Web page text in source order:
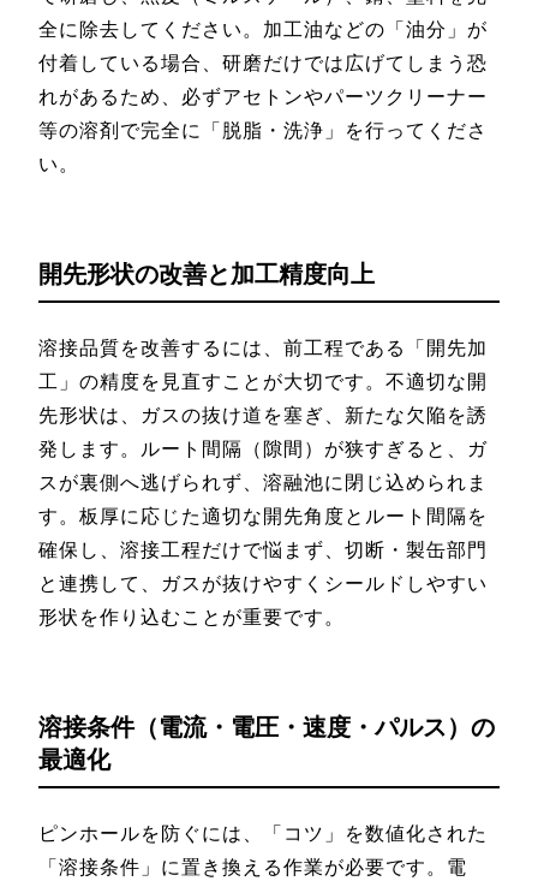
全に除去してください。加工油などの「油分」が
付着している場合、研磨だけでは広げてしまう恐
れがあるため、必ずアセトンやパーツクリーナー
等の溶剤で完全に「脱脂・洗浄」を行ってくださ
い。
開先形状の改善と加工精度向上
溶接品質を改善するには、前工程である「開先加
工」の精度を見直すことが大切です。不適切な開
先形状は、ガスの抜け道を塞ぎ、新たな欠陥を誘
発します。ルート間隔（隙間）が狭すぎると、ガ
スが裏側へ逃げられず、溶融池に閉じ込められま
す。板厚に応じた適切な開先角度とルート間隔を
確保し、溶接工程だけで悩まず、切断・製缶部門
と連携して、ガスが抜けやすくシールドしやすい
形状を作り込むことが重要です。
溶接条件（電流・電圧・速度・パルス）の
最適化
ピンホールを防ぐには、「コツ」を数値化された
「溶接条件」に置き換える作業が必要です。電